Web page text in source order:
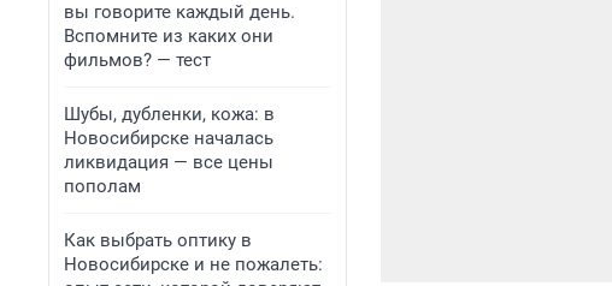
вы говорите каждый день.
Вспомните из каких они
фильмов? — тест
Шубы, дубленки, кожа: в
Новосибирске началась
ликвидация — все цены
пополам
Как выбрать оптику в
Новосибирске и не пожалеть: